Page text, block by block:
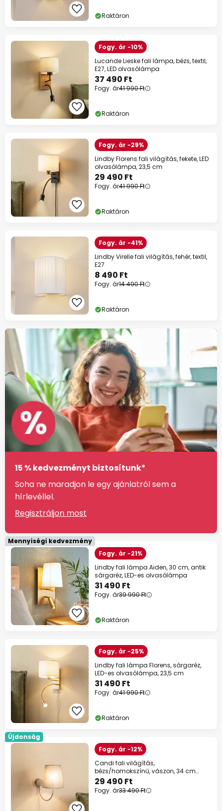
Raktáron
Fogy. ár -10%
Lucande Lieske fali lámpa, bézs, textil,
E27, LED olvasólámpa
37 490 Ft
Fogy. ár41 990 Ft
Raktáron
Fogy. ár -29%
Lindby Florens fali világítás, fekete, LED
olvasólámpa, 23,5 cm
29 490 Ft
Fogy. ár41 990 Ft
Raktáron
Fogy. ár -41%
Lindby Virelle fali világítás, fehér, textil,
E27
8 490 Ft
Fogy. ár14 490 Ft
Raktáron
15 % kedvezményt biztosítunk*
Soha ne maradjon le egy ajánlatról sem a
hírlevéllel.
Regisztráljon most
Mennyiségi kedvezmény
Fogy. ár -21%
Lindby fali lámpa Aiden, 30 cm, antik
sárgaréz, LED-es olvasólámpa
31 490 Ft
Fogy. ár39 990 Ft
Raktáron
Fogy. ár -25%
Lindby fali lámpa Florens, sárgaréz,
LED-es olvasólámpa, 23,5 cm
31 490 Ft
Fogy. ár41 990 Ft
Raktáron
Újdonság
Fogy. ár -12%
Candi fali világítás,
bézs/homokszínű, vászon, 34 cm
magas, E27
29 490 Ft
Fogy. ár33 490 Ft